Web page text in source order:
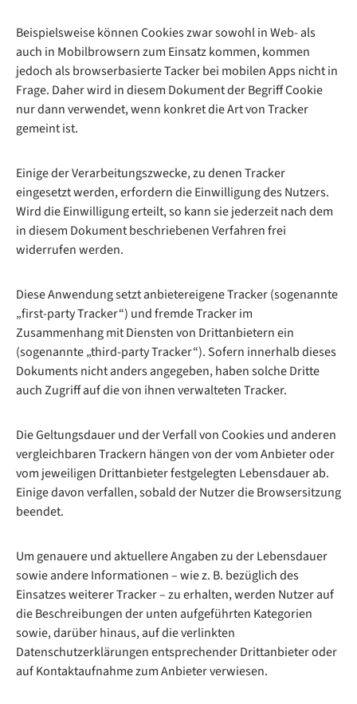
Beispielsweise können Cookies zwar sowohl in Web- als
auch in Mobilbrowsern zum Einsatz kommen, kommen
jedoch als browserbasierte Tacker bei mobilen Apps nicht in
Frage. Daher wird in diesem Dokument der Begriff Cookie
nur dann verwendet, wenn konkret die Art von Tracker
gemeint ist.
Einige der Verarbeitungszwecke, zu denen Tracker
eingesetzt werden, erfordern die Einwilligung des Nutzers.
Wird die Einwilligung erteilt, so kann sie jederzeit nach dem
in diesem Dokument beschriebenen Verfahren frei
widerrufen werden.
Diese Anwendung setzt anbietereigene Tracker (sogenannte
„first-party Tracker“) und fremde Tracker im
Zusammenhang mit Diensten von Drittanbietern ein
(sogenannte „third-party Tracker“). Sofern innerhalb dieses
Dokuments nicht anders angegeben, haben solche Dritte
auch Zugriff auf die von ihnen verwalteten Tracker.
Die Geltungsdauer und der Verfall von Cookies und anderen
vergleichbaren Trackern hängen von der vom Anbieter oder
vom jeweiligen Drittanbieter festgelegten Lebensdauer ab.
Einige davon verfallen, sobald der Nutzer die Browsersitzung
beendet.
Um genauere und aktuellere Angaben zu der Lebensdauer
sowie andere Informationen – wie z. B. bezüglich des
Einsatzes weiterer Tracker – zu erhalten, werden Nutzer auf
die Beschreibungen der unten aufgeführten Kategorien
sowie, darüber hinaus, auf die verlinkten
Datenschutzerklärungen entsprechender Drittanbieter oder
auf Kontaktaufnahme zum Anbieter verwiesen.